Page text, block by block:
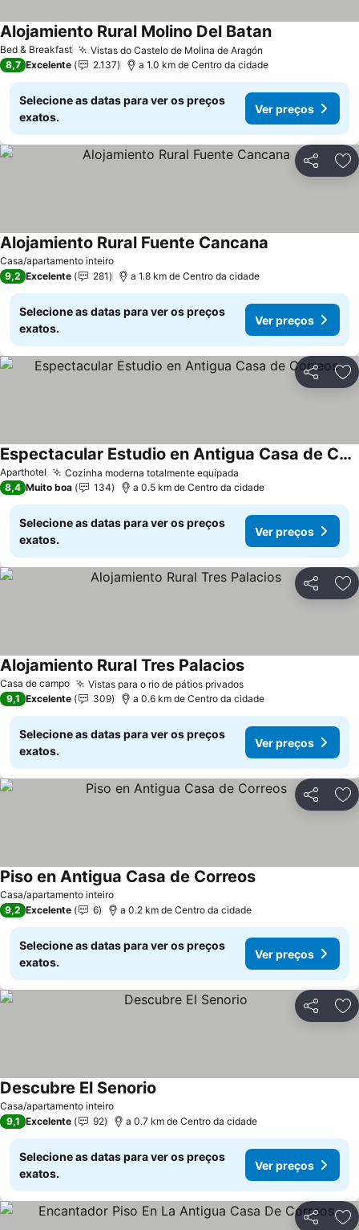
Bed & Breakfast Vistas do Castelo de Molina de Aragón
Alojamiento Rural Molino Del BatanVer preços
8,7 Excelente 2.137 a 1.0 km de Centro da cidade
Selecione as datas para ver os preços
exatos.
Ver preços
Partilhar
Casa/apartamento inteiro
Alojamiento Rural Fuente Cancana
9,2 Excelente 281 a 1.8 km de Centro da cidade
Selecione as datas para ver os preços
exatos.
Ver preços
Partilhar
Aparthotel Cozinha moderna totalmente equipada
Espectacular Estudio en Antigua Casa de Correos
Ver preços
8,4 Muito boa 134 a 0.5 km de Centro da cidade
Selecione as datas para ver os preços
exatos.
Ver preços
Partilhar
Casa de campo Vistas para o rio de pátios privadosVer preços
Alojamiento Rural Tres PalaciosVer preços
9,1 Excelente 309 a 0.6 km de Centro da cidade
Selecione as datas para ver os preços
exatos.
Ver preços
Partilhar
Casa/apartamento inteiro
Piso en Antigua Casa de CorreosVer preços
9,2 Excelente 6 a 0.2 km de Centro da cidade
Selecione as datas para ver os preços
exatos.
Ver preços
Partilhar
Casa/apartamento inteiro
Descubre El Senorio
9,1 Excelente 92 a 0.7 km de Centro da cidade
Selecione as datas para ver os preços
exatos.
Ver preços
Partilhar